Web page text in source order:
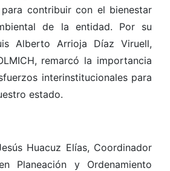
contribuir con el bienestar
de la entidad. Por su
Alberto Arrioja Díaz Viruell,
remarcó la importancia
interinstitucionales para
estado.
Huacuz Elías, Coordinador
Planeación y Ordenamiento